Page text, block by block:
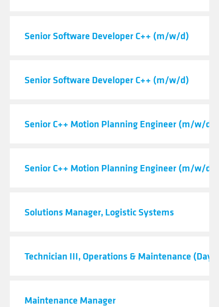
Senior Software Developer C++ (m/w/d)
Senior Software Developer C++ (m/w/d)
Senior C++ Motion Planning Engineer (m/w/d)
Senior C++ Motion Planning Engineer (m/w/d)
Solutions Manager, Logistic Systems
Technician III, Operations & Maintenance (Day
Maintenance Manager